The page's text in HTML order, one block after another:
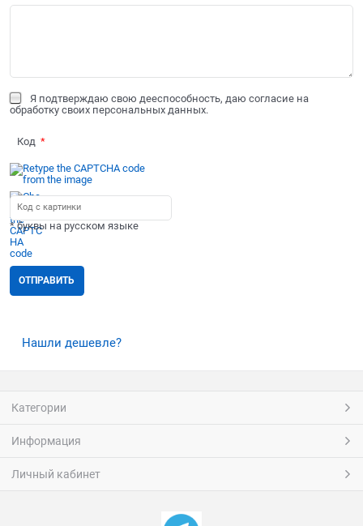
Я подтверждаю свою дееспособность, даю согласие на
обработку своих персональных данных.
Код
* буквы на русском языке
Нашли дешевле?
Категории
Информация
Личный кабинет